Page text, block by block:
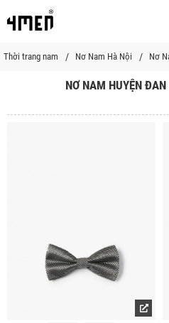
Thời trang nam Nơ Nam Hà Nội Nơ
NƠ NAM HUYỆN